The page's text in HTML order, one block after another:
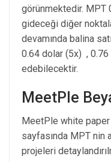
görünmektedir. MPT
gideceği diğer
devamında balina
0.64 dolar (5x) ,
edebilecektir.
MeetPle
MeetPle white
sayfasında MPT nin
projeleri